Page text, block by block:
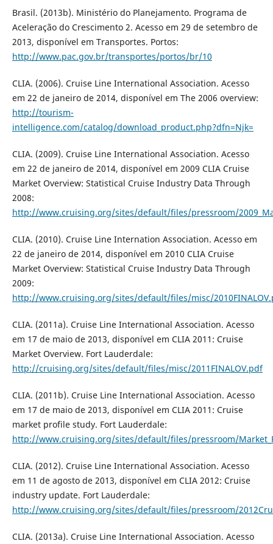
Brasil. (2013b). Ministério do Planejamento. Programa de
Aceleração do Crescimento 2. Acesso em 29 de setembro de
2013, disponível em Transportes. Portos:
http://www.pac.gov.br/transportes/portos/br/10
CLIA. (2006). Cruise Line International Association. Acesso
em 22 de janeiro de 2014, disponível em The 2006 overview:
http://tourism-
intelligence.com/catalog/download_product.php?dfn=Njk=
CLIA. (2009). Cruise Line International Association. Acesso
em 22 de janeiro de 2014, disponível em 2009 CLIA Cruise
Market Overview: Statistical Cruise Industry Data Through
2008:
http://www.cruising.org/sites/default/files/pressroom/
CLIA. (2010). Cruise Line Internation Association. Acesso em
22 de janeiro de 2014, disponível em 2010 CLIA Cruise
Market Overview: Statistical Cruise Industry Data Through
2009:
http://www.cruising.org/sites/default/files/misc/
CLIA. (2011a). Cruise Line International Association. Acesso
em 17 de maio de 2013, disponível em CLIA 2011: Cruise
Market Overview. Fort Lauderdale:
http://cruising.org/sites/default/files/misc/2011FINALOV.pdf
CLIA. (2011b). Cruise Line International Association. Acesso
em 17 de maio de 2013, disponível em CLIA 2011: Cruise
market profile study. Fort Lauderdale:
http://www.cruising.org/sites/default/files/pressroom/
CLIA. (2012). Cruise Line International Association. Acesso
em 11 de agosto de 2013, disponível em CLIA 2012: Cruise
industry update. Fort Lauderdale:
http://www.cruising.org/sites/default/files/pressroom/
CLIA. (2013a). Cruise Line International Association. Acesso